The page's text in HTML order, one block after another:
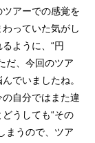
アーでの感覚を
っていた気がし
ように、“円
だ、今回のツア
でいましたね。
自分ではまた違
うしても“その
まうので、ツア